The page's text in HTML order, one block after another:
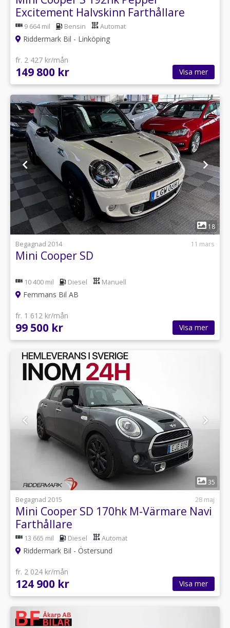
Excitement Halvskinn Farthållare
9 664 mil Bensin Automat
Riddermark Bil - Linköping
fr. 2 427 kr/mån
149 800 kr Visa mer
1
18
Begagnad 2014
11 mars
Mini Cooper SD
10 400 mil Diesel Manuell
Femmans Bil AB
fr. 1 612 kr/mån
99 500 kr Visa mer
1
35
Begagnad 2015
28 maj
Mini Cooper SD 170hk M-Värmare Navi
Farthållare
13 665 mil Diesel Automat
Riddermark Bil - Östersund
fr. 2 024 kr/mån
124 900 kr Visa mer